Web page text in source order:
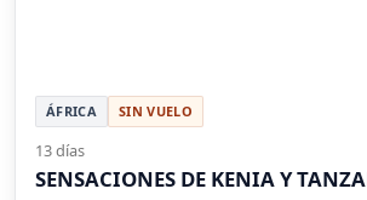
ÁFRICA SIN VUELO
13 días
SENSACIONES DE KENIA Y